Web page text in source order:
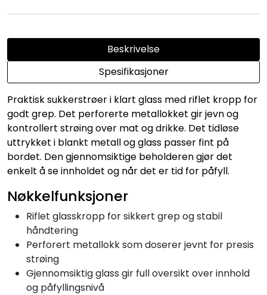
Beskrivelse
Spesifikasjoner
Praktisk sukkerstrøer i klart glass med riflet kropp for
godt grep. Det perforerte metallokket gir jevn og
kontrollert strøing over mat og drikke. Det tidløse
uttrykket i blankt metall og glass passer fint på
bordet. Den gjennomsiktige beholderen gjør det
enkelt å se innholdet og når det er tid for påfyll.
Nøkkelfunksjoner
Riflet glasskropp for sikkert grep og stabil
håndtering
Perforert metallokk som doserer jevnt for presis
strøing
Gjennomsiktig glass gir full oversikt over innhold
og påfyllingsnivå